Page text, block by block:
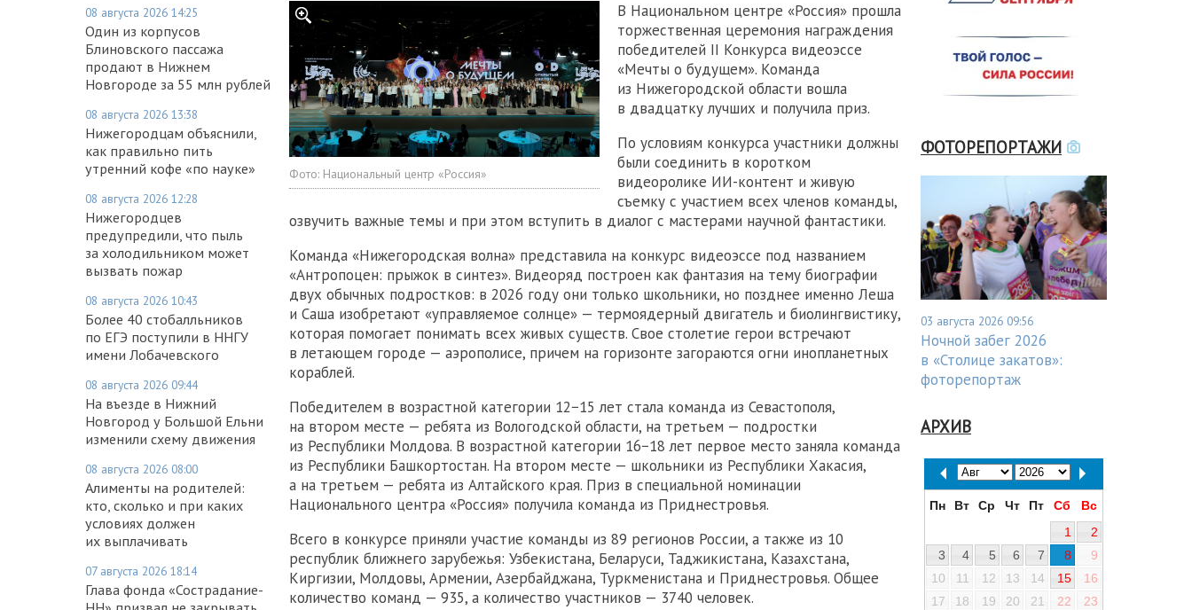
08 августа 2026 14:25
Один из корпусов
Блиновского пассажа
продают в Нижнем
Новгороде за 55 млн рублей
08 августа 2026 13:38
Нижегородцам объяснили,
как правильно пить
утренний кофе «по науке»
08 августа 2026 12:28
Нижегородцев
предупредили, что пыль
за холодильником может
вызвать пожар
08 августа 2026 10:43
Более 40 стобалльников
по ЕГЭ поступили в ННГУ
имени Лобачевского
08 августа 2026 09:44
На въезде в Нижний
Новгород у Большой Ельни
изменили схему движения
08 августа 2026 08:00
Алименты на родителей:
кто, сколько и при каких
условиях должен
их выплачивать
07 августа 2026 18:14
Глава фонда «Сострадание-
Фото: Национальный центр «Россия»
В Национальном центре «Россия» прошла
торжественная церемония награждения
победителей II Конкурса видеоэссе
«Мечты о будущем». Команда
из Нижегородской области вошла
в двадцатку лучших и получила приз.
По условиям конкурса участники должны
были соединить в коротком
видеоролике ИИ-контент и живую
съемку с участием всех членов команды,
озвучить важные темы и при этом вступить в диалог с мастерами научной фантастики.
Команда «Нижегородская волна» представила на конкурс видеоэссе под названием
«Антропоцен: прыжок в синтез». Видеоряд построен как фантазия на тему биографии
двух обычных подростков: в 2026 году они только школьники, но позднее именно Леша
и Саша изобретают «управляемое солнце» — термоядерный двигатель и биолингвистику,
которая помогает понимать всех живых существ. Свое столетие герои встречают
в летающем городе — аэрополисе, причем на горизонте загораются огни инопланетных
кораблей.
Победителем в возрастной категории 12−15 лет стала команда из Севастополя,
на втором месте — ребята из Вологодской области, на третьем — подростки
из Республики Молдова. В возрастной категории 16−18 лет первое место заняла команда
из Республики Башкортостан. На втором месте — школьники из Республики Хакасия,
а на третьем — ребята из Алтайского края. Приз в специальной номинации
Национального центра «Россия» получила команда из Приднестровья.
Всего в конкурсе приняли участие команды из 89 регионов России, а также из 10
республик ближнего зарубежья: Узбекистана, Беларуси, Таджикистана, Казахстана,
Киргизии, Молдовы, Армении, Азербайджана, Туркменистана и Приднестровья. Общее
количество команд — 935, а количество участников — 3740 человек.
ФОТОРЕПОРТАЖИ
03 августа 2026 09:56
Ночной забег 2026
в «Столице закатов»:
фоторепортаж
АРХИВ
Пн Вт Ср Чт Пт Сб
Вс
1
2
3
4 5 6 7 8
9
10
11 12 13 14 15
16
17
18 19 20 21 22
23